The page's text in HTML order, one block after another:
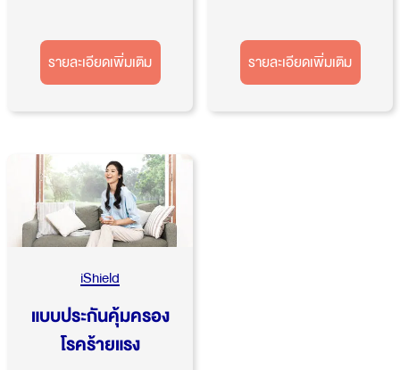
รายละเอียดเพิ่มเติม รายละเอียดเพิ่มเติม
iShield
แบบประกันคุ้มครอง
โรคร้ายแรง